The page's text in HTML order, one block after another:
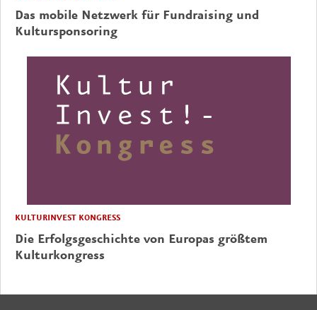
Das mobile Netzwerk für Fundraising und
Kultursponsoring
KULTURINVEST KONGRESS
Die Erfolgsgeschichte von Europas größtem
Kulturkongress